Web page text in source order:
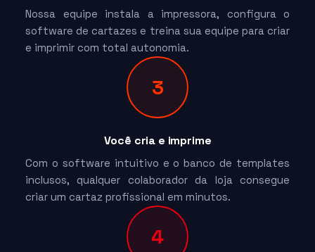
Nossa equipe instala a impressora, configura o
software de cartazes e treina sua equipe para criar
e imprimir com total autonomia.
3
Você cria e imprime
Com o software intuitivo e o banco de templates
inclusos, qualquer colaborador da loja consegue
criar um cartaz profissional em minutos.
4